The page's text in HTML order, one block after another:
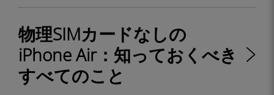
物理SIMカードなしの
iPhone Air：知っておくべき
すべてのこと